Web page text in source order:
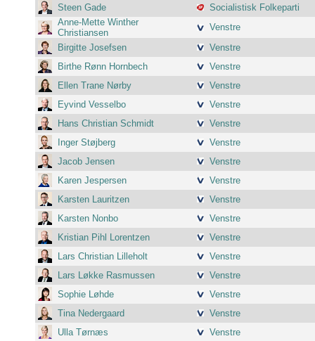
Steen Gade
Socialistisk Folkeparti
Anne-Mette Winther
Christiansen
Venstre
Birgitte Josefsen
Venstre
Birthe Rønn Hornbech
Venstre
Ellen Trane Nørby
Venstre
Eyvind Vesselbo
Venstre
Hans Christian Schmidt
Venstre
Inger Støjberg
Venstre
Jacob Jensen
Venstre
Karen Jespersen
Venstre
Karsten Lauritzen
Venstre
Karsten Nonbo
Venstre
Kristian Pihl Lorentzen
Venstre
Lars Christian Lilleholt
Venstre
Lars Løkke Rasmussen
Venstre
Sophie Løhde
Venstre
Tina Nedergaard
Venstre
Ulla Tørnæs
Venstre